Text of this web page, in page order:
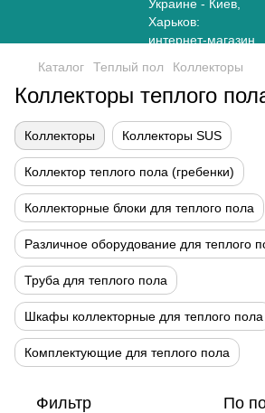
Каталог Теплый пол Коллекторы
Коллекторы теплого
Коллекторы Коллекторы SUS
Коллектор теплого пола (гребенки)
Коллекторные блоки для теплого пола
Различное оборудование для теплого
Труба для теплого пола
Шкафы коллекторные для теплого пола
Комплектующие для теплого пола
Фильтр По